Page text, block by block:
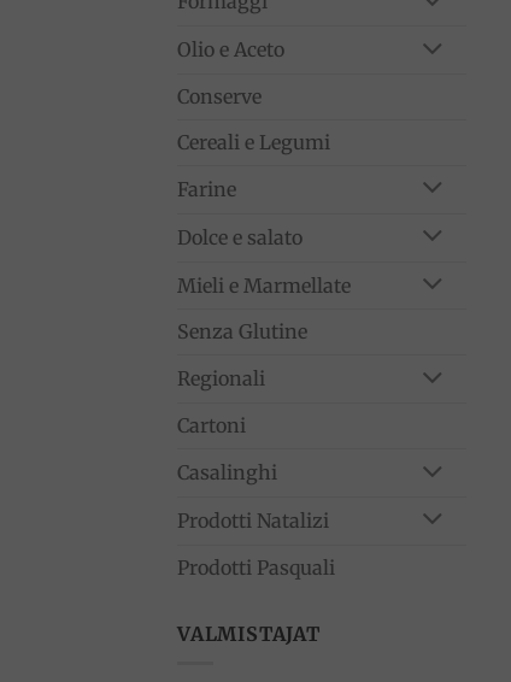
Olio e Aceto
Conserve
Cereali e Legumi
Farine
Dolce e salato
Mieli e Marmellate
Senza Glutine
Regionali
Cartoni
Casalinghi
Prodotti Natalizi
Prodotti Pasquali
VALMISTAJAT